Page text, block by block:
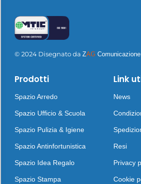
© 2024 Disegnato da ZAG Comunicazione
Prodotti
Spazio Arredo
Spazio Ufficio & Scuola
Spazio Pulizia & Igiene
Spazio Antinfortunistica
Spazio Idea Regalo
Spazio Stampa
Link
News
Resi
Privacy
Cookie